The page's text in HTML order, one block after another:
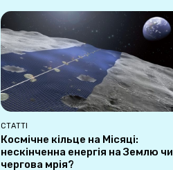
СТАТТІ
Космічне кільце на Місяці:
нескінченна енергія на Землю чи
чергова мрія?